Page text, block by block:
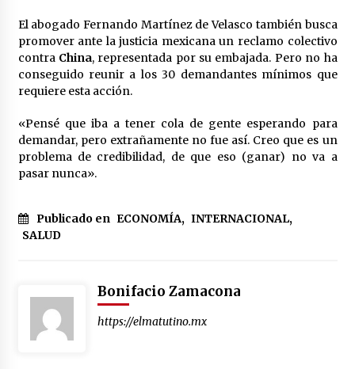
El abogado Fernando Martínez de Velasco también busca
promover ante la justicia mexicana un reclamo colectivo
contra China, representada por su embajada. Pero no ha
conseguido reunir a los 30 demandantes mínimos que
requiere esta acción.
«Pensé que iba a tener cola de gente esperando para
demandar, pero extrañamente no fue así. Creo que es un
problema de credibilidad, de que eso (ganar) no va a
pasar nunca».
Publicado en ECONOMÍA, INTERNACIONAL,
SALUD
Bonifacio Zamacona
https://elmatutino.mx